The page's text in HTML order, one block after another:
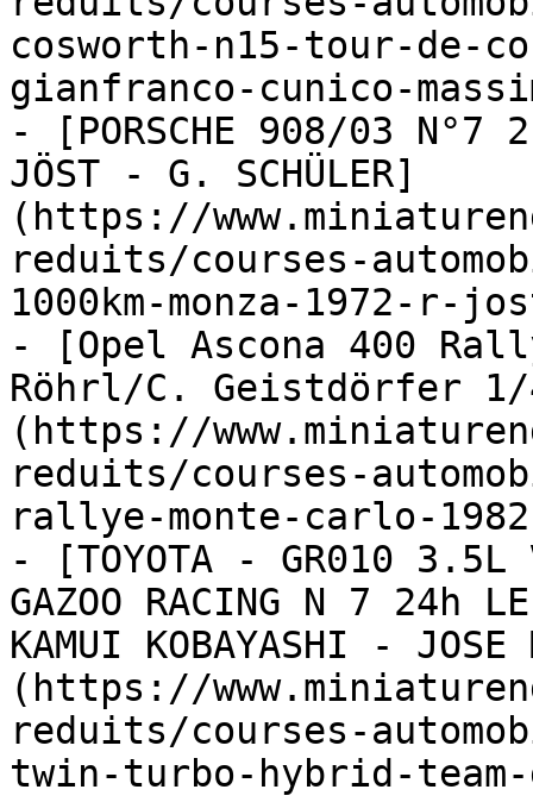
cosworth-n15-tour-de-
gianfranco-cunico-
- [PORSCHE 908/03 N°7
JÖST - G. SCHÜLER]
(https://
reduits/courses-
1000km-monza-1972-r-
- [Opel Ascona 400
Röhrl/C. Geistdörfer 1/
(https://
reduits/courses-
rallye-monte-carlo-
- [TOYOTA - GR010 3.5L
GAZOO RACING N 7 24h
KAMUI KOBAYASHI - JOSE
(https://
reduits/courses-
twin-turbo-hybrid-